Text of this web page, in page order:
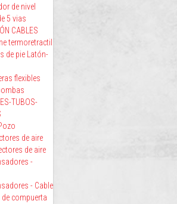
de nivel
5 vias
CABLES
termoretractil
de pie Latón-
flexibles
TUBOS-
de aire
de aire
-
- Cable
compuerta